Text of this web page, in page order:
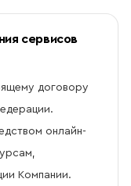
сервисов
договору
онлайн-
Компании.